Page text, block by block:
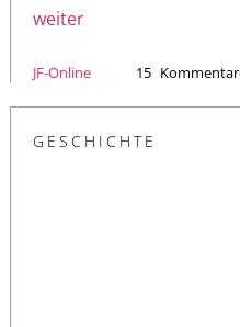
weiter
JF-Online 15
GESCHICHTE